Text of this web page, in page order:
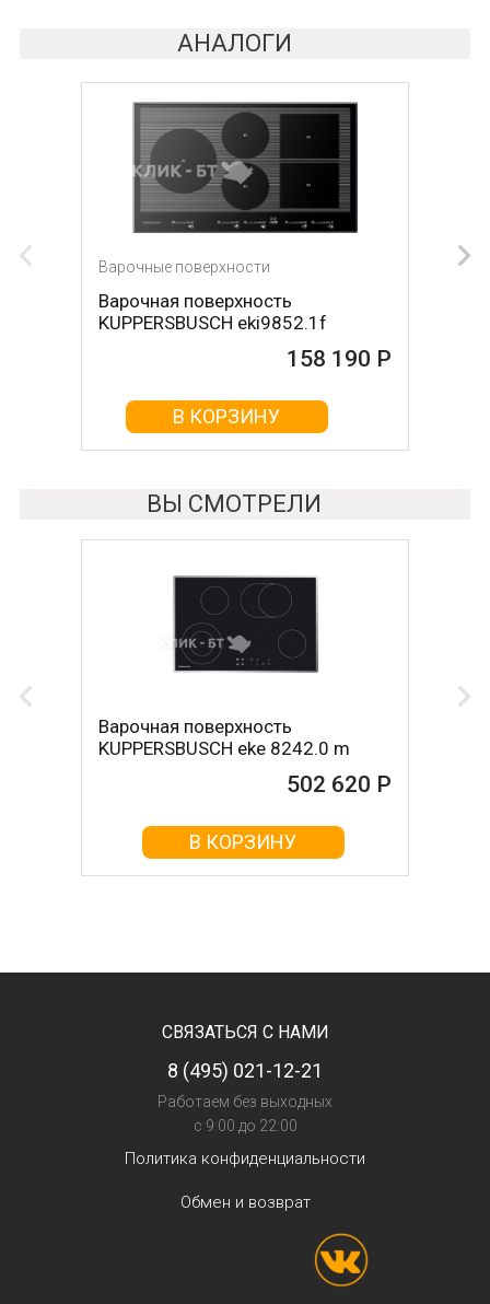
АНАЛОГИ
Варочные поверхности
Варочная поверхность
KUPPERSBUSCH eki9852.1f
158 190 Р
В КОРЗИНУ
Варочные поверхности
Варочная поверхность MIELE км
6061 ix
165 190 Р
В КОРЗИНУ
ВЫ СМОТРЕЛИ
Варочная поверхность
KUPPERSBUSCH eke 8242.0 m
502 620 Р
В КОРЗИНУ
СВЯЗАТЬСЯ С НАМИ
8 (495) 021-12-21
Работаем без выходных
с 9:00 до 22:00
Политика конфиденциальности
Обмен и возврат